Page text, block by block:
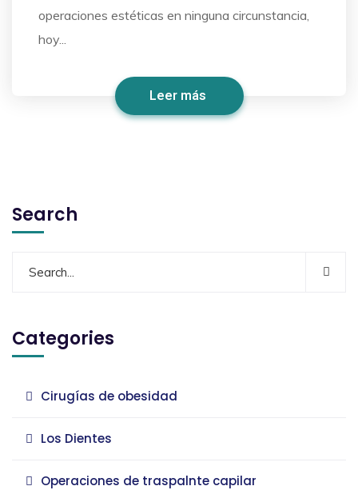
operaciones estéticas en ninguna circunstancia,
hoy...
Leer más
Search
Categories
Cirugías de obesidad
Los Dientes
Operaciones de traspalnte capilar